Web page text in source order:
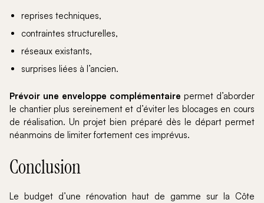
reprises techniques,
contraintes structurelles,
réseaux existants,
surprises liées à l’ancien.
Prévoir une enveloppe complémentaire permet d’aborder
le chantier plus sereinement et d’éviter les blocages en cours
de réalisation. Un projet bien préparé dès le départ permet
néanmoins de limiter fortement ces imprévus.
Conclusion
Le budget d’une rénovation haut de gamme sur la Côte